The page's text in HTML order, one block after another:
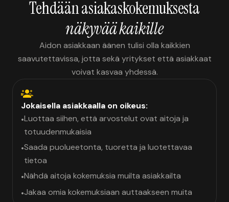
Tehdään asiakaskokemuksesta
näkyvää kaikille
Aidon asiakkaan äänen tulisi olla kaikkien
saavutettavissa, jotta sekä yritykset että asiakkaat
voivat kasvaa yhdessä.
Jokaisella asiakkaalla on oikeus:
•Luottaa siihen, että arvostelut ovat aitoja ja
totuudenmukaisia
•Saada puolueetonta, tuoretta ja luotettavaa
tietoa
•Nähdä aitoja kokemuksia muilta asiakkailta
•Jakaa omia kokemuksiaan auttaakseen muita